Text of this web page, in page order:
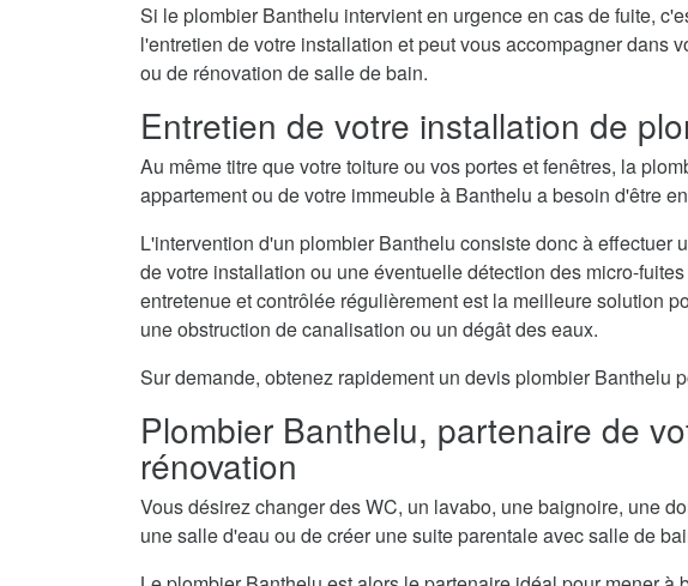
Si le plombier Banthelu intervient en urgence en cas de fuite,
l'entretien de votre installation et peut vous accompagner dans
ou de rénovation de salle de bain.
Entretien de votre installation de
Au même titre que votre toiture ou vos portes et fenêtres, la
appartement ou de votre immeuble à Banthelu a besoin d'être
L'intervention d'un plombier Banthelu consiste donc à effectuer
de votre installation ou une éventuelle détection des micro-
entretenue et contrôlée régulièrement est la meilleure solution
une obstruction de canalisation ou un dégât des eaux.
Sur demande, obtenez rapidement un devis plombier Banthelu
Plombier Banthelu, partenaire de
rénovation
Vous désirez changer des WC, un lavabo, une baignoire, une
une salle d'eau ou de créer une suite parentale avec salle de